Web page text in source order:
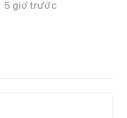
5 giờ trước